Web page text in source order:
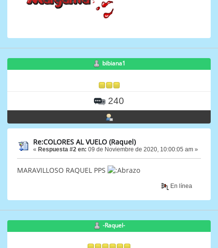
bibiana1
240
Re:COLORES AL VUELO (Raquel)
« Respuesta #2 en: 09 de Noviembre de 2020, 10:00:05 am »
MARAVILLOSO RAQUEL PPS
En línea
-Raquel-